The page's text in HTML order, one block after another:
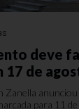
deve
17 de
Zanella
para 11